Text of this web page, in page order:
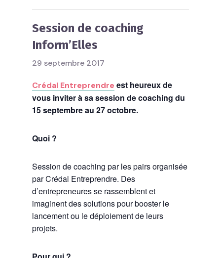
Session de coaching
Inform’Elles
29 septembre 2017
Crédal Entreprendre est heureux de
vous inviter à sa session de coaching du
15 septembre au 27 octobre.
Quoi ?
Session de coaching par les pairs organisée
par Crédal Entreprendre. Des
d’entrepreneures se rassemblent et
imaginent des solutions pour booster le
lancement ou le déploiement de leurs
projets.